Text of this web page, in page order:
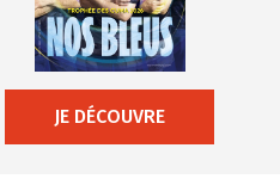
JE DÉCOUVRE